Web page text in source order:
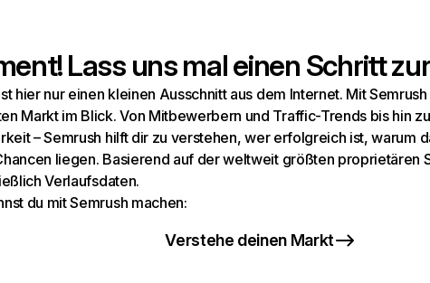
Lass uns mal einen Schritt
hier nur einen kleinen Ausschnitt aus dem Internet. Mit
Markt im Blick. Von Mitbewerbern und Traffic-Trends bis hin
– Semrush hilft dir zu verstehen, wer erfolgreich ist, warum
liegen. Basierend auf der weltweit größten proprietären
Verlaufsdaten.
du mit Semrush machen:
Verstehe deinen Markt